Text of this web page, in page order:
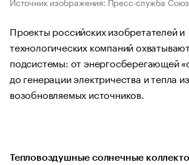
Проекты российских изобретателей и
технологических компаний
подсистемы: от энергосберегающей
до генерации электричества и тепла из
возобновляемых источников.
Тепловоздушные солнечные